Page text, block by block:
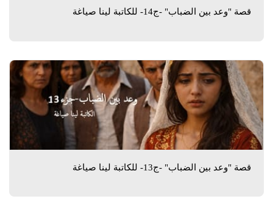
قصة "وعد بين الضباب" -ج14- للكاتبة لينا صياغة
قصة "وعد بين الضباب" -ج13- للكاتبة لينا صياغة